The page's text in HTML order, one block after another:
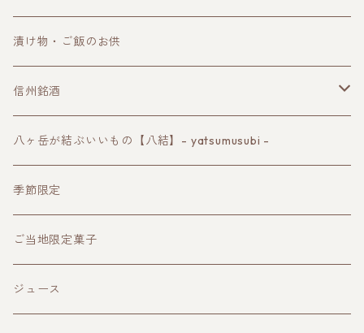
漬け物・ご飯のお供
信州銘酒
諏訪の地酒
長野ワイン
クラフトビール
その他お酒
八ヶ岳が結ぶいいもの【八結】- yatsumusubi -
季節限定
ご当地限定菓子
ジュース